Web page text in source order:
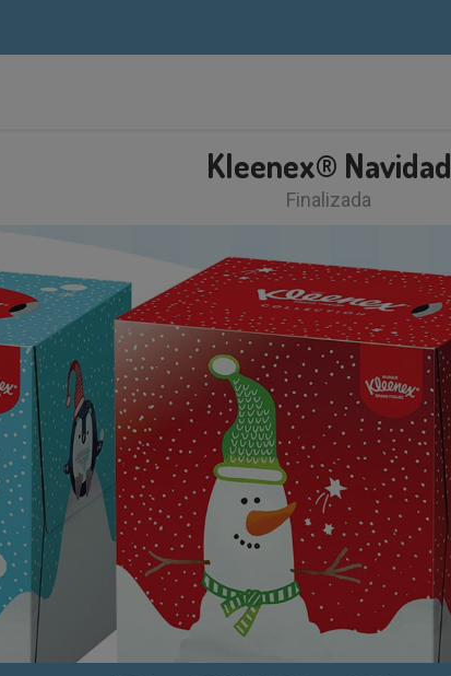
Kleenex® Navidad
Finalizada